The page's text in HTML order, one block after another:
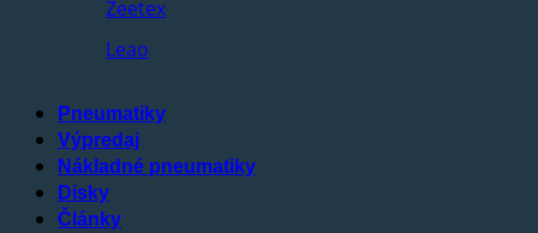
Zeetex
Leao
Pneumatiky
Výpredaj
Nákladné pneumatiky
Disky
Články